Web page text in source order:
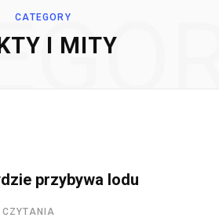
CATEGORY
I MITY
przybywa lodu